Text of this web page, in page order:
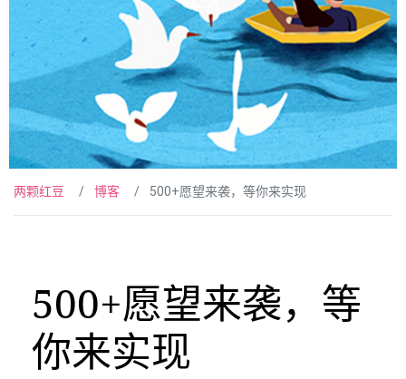
两颗红豆 博客 500+愿望来袭，等你来实现
500+愿望来袭，等
你来实现